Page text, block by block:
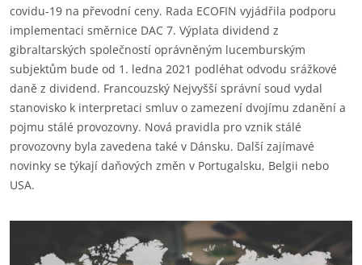
covidu-19 na převodní ceny. Rada ECOFIN vyjádřila podporu
implementaci směrnice DAC 7. Výplata dividend z
gibraltarských společností oprávněným lucemburským
subjektům bude od 1. ledna 2021 podléhat odvodu srážkové
daně z dividend. Francouzský Nejvyšší správní soud vydal
stanovisko k interpretaci smluv o zamezení dvojímu zdanění a
pojmu stálé provozovny. Nová pravidla pro vznik stálé
provozovny byla zavedena také v Dánsku. Další zajímavé
novinky se týkají daňových změn v Portugalsku, Belgii nebo
USA.